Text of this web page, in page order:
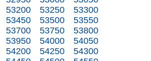
53200 53250
53300
53450 53500
53550
53700 53750
53800
53950 54000
54050
54200 54250
54300